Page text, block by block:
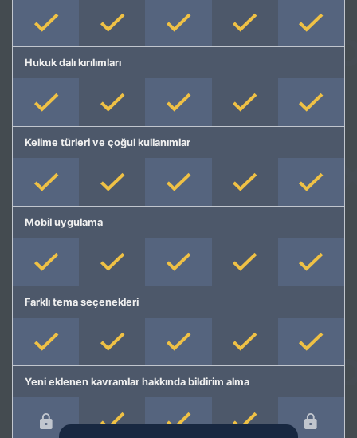
Hukuk dalı kırılımları
Kelime türleri ve çoğul kullanımlar
Mobil uygulama
Farklı tema seçenekleri
Yeni eklenen kavramlar hakkında bildirim alma